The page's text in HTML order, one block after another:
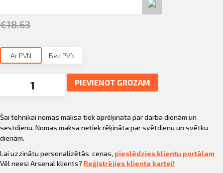
€18.63
Ar PVN Bez PVN
Uzgriežņu
GDX
18V-
akumulatori
daudzums
PIEVIENOT GROZAM
Šai tehnikai nomas maksa tiek aprēķinata par darba dienām un
sestdienu. Nomas maksa netiek rēķināta par svētdienu un svētku
dienām.
Lai uzzinātu personalizētās cenas, pieslēdzies klientu portālam
Vēl neesi Arsenal klients? Reģistrējies klienta kartei!